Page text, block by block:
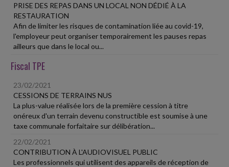
PRISE DES REPAS DANS UN LOCAL NON DÉDIÉ À LA
RESTAURATION
Afin de limiter les risques de contamination liée au covid-19,
l'employeur peut organiser temporairement les pauses repas
ailleurs que dans le local ou...
Fiscal TPE
23/02/2021
CESSIONS DE TERRAINS NUS
La plus-value réalisée lors de la première cession à titre
onéreux d'un terrain devenu constructible est soumise à une
taxe communale forfaitaire sur délibération...
22/02/2021
CONTRIBUTION À L'AUDIOVISUEL PUBLIC
Les professionnels qui utilisent des appareils de réception de